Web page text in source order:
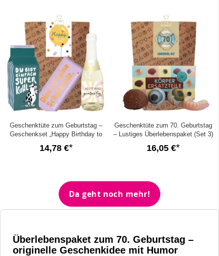
Geschenktüte zum Geburtstag –
Geschenkset „Happy Birthday to
you!“ (Set 25)
14,78 €
Geschenktüte zum 70. Geburtstag
– Lustiges Überlebenspaket (Set 3)
16,05 €
Da geht noch mehr!
Überlebenspaket zum 70. Geburtstag –
originelle Geschenkidee mit Humor